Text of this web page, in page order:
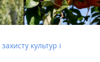
культур і